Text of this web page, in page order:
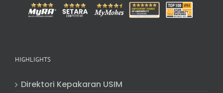
HIGHLIGHTS
Direktori Kepakaran USIM